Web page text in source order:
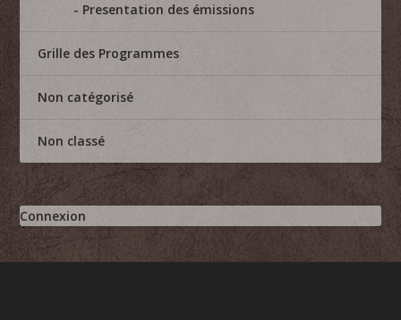
Presentation des émissions
Grille des Programmes
Non catégorisé
Non classé
Connexion